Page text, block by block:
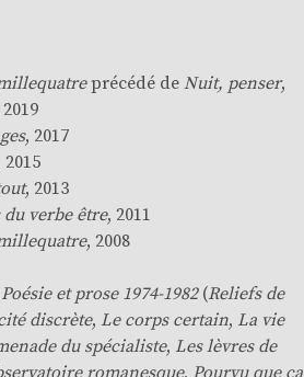
précédé de Nuit, penser,
2019
, 2017
2015
, 2013
verbe être, 2011
, 2008
Poésie et prose 1974-1982 (Reliefs de
discrète, Le corps certain, La vie
du spécialiste, Les lèvres de